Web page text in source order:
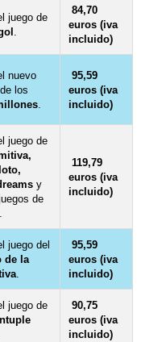
juego de
.
84,70
euros (iva
incluido)
nuevo
los
.
95,59
euros (iva
incluido)
juego de
y
de
119,79
euros (iva
incluido)
juego del
de la
.
95,59
euros (iva
incluido)
juego de
90,75
euros (iva
incluido)